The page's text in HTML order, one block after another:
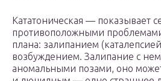
Кататоническая — показывает
противоположными
плана: залипанием
возбуждением. Залипание с
аномальными позами, оно